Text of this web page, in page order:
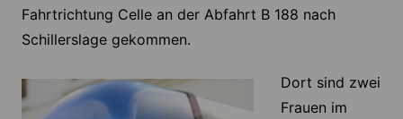
Fahrtrichtung Celle an der Abfahrt B 188 nach
Schillerslage gekommen.
Dort sind zwei
Frauen im